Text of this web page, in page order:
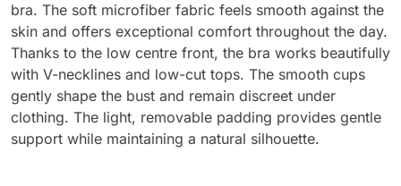
bra. The soft microfiber fabric feels smooth against the
skin and offers exceptional comfort throughout the day.
Thanks to the low centre front, the bra works beautifully
with V-necklines and low-cut tops. The smooth cups
gently shape the bust and remain discreet under
clothing. The light, removable padding provides gentle
support while maintaining a natural silhouette.